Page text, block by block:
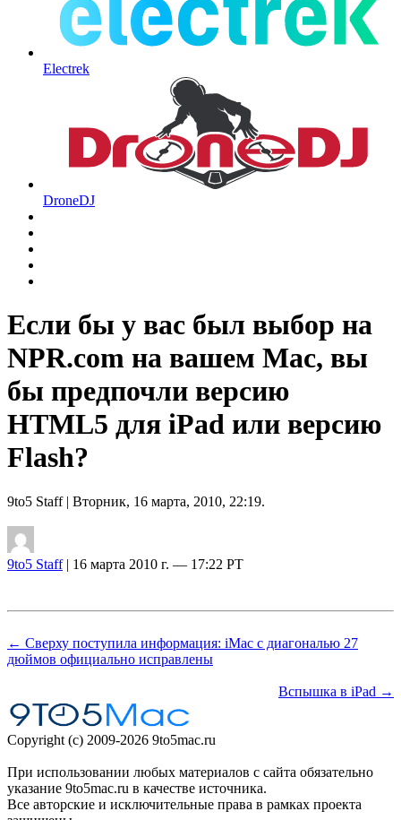
Electrek
DroneDJ
Если бы у вас был выбор на
NPR.com на вашем Mac, вы
бы предпочли версию
HTML5 для iPad или версию
Flash?
9to5 Staff| Вторник, 16 марта, 2010, 22:19.
9to5 Staff| 16 марта 2010 г. — 17:22 PT
← Сверху поступила информация: iMac с диагональю 27
дюймов официально исправлены
Вспышка в iPad →
Copyright (c) 2009-2026 9to5mac.ru
При использовании любых материалов с сайта обязательно
указание 9to5mac.ru в качестве источника.
Все авторские и исключительные права в рамках проекта